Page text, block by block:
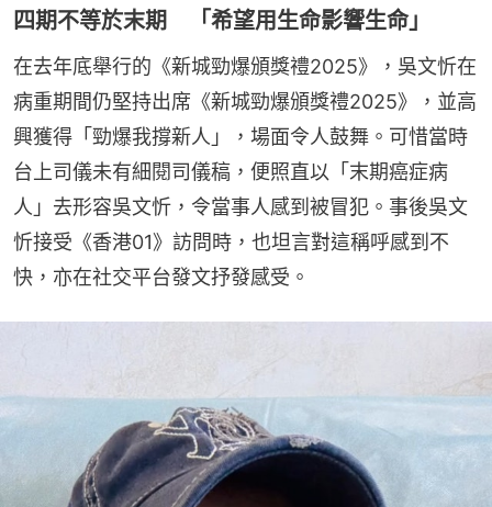
四期不等於末期 「希望用生命影響生命」
在去年底舉行的《新城勁爆頒獎禮2025》，吳文忻在
病重期間仍堅持出席《新城勁爆頒獎禮2025》，並高
興獲得「勁爆我撐新人」，場面令人鼓舞。可惜當時
台上司儀未有細閱司儀稿，便照直以「末期癌症病
人」去形容吳文忻，令當事人感到被冒犯。事後吳文
忻接受《香港01》訪問時，也坦言對這稱呼感到不
快，亦在社交平台發文抒發感受。